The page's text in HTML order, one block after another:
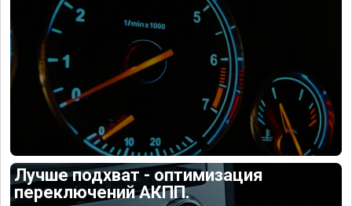
Лучше подхват - оптимизация
переключений АКПП.